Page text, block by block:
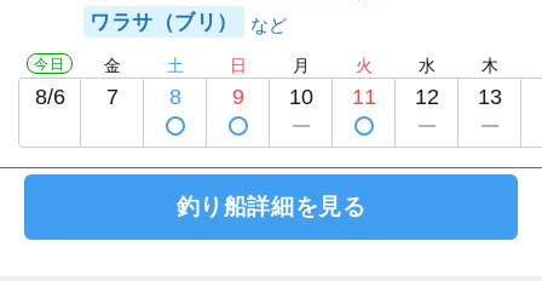
ワラサ（ブリ）
今日
8/6
金
7
土
8
日
9
月
10
火
11
水
12
木
13
釣り船詳細を見る